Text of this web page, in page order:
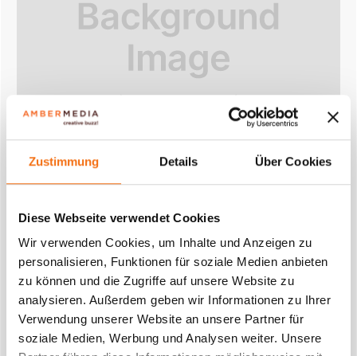
Zustimmung Details Über Cookies
Diese Webseite verwendet Cookies
Wir verwenden Cookies, um Inhalte und Anzeigen zu
personalisieren, Funktionen für soziale Medien anbieten
zu können und die Zugriffe auf unsere Website zu
analysieren. Außerdem geben wir Informationen zu Ihrer
Verwendung unserer Website an unsere Partner für
soziale Medien, Werbung und Analysen weiter. Unsere
DIGITAL-OUT-OF-HOME
WM 2026: So nutzt du die Fanmeilen für
deine Marke – ohne Sponsoring-Deal
WM 2026 Marketing ohne offizielles Sponsoring? So
erreichst du Millionen Fans auf Fanmeilen mit mobilen
DOOH-Medien, LED Bikes und Ambient-Formaten.
WEITERLESEN